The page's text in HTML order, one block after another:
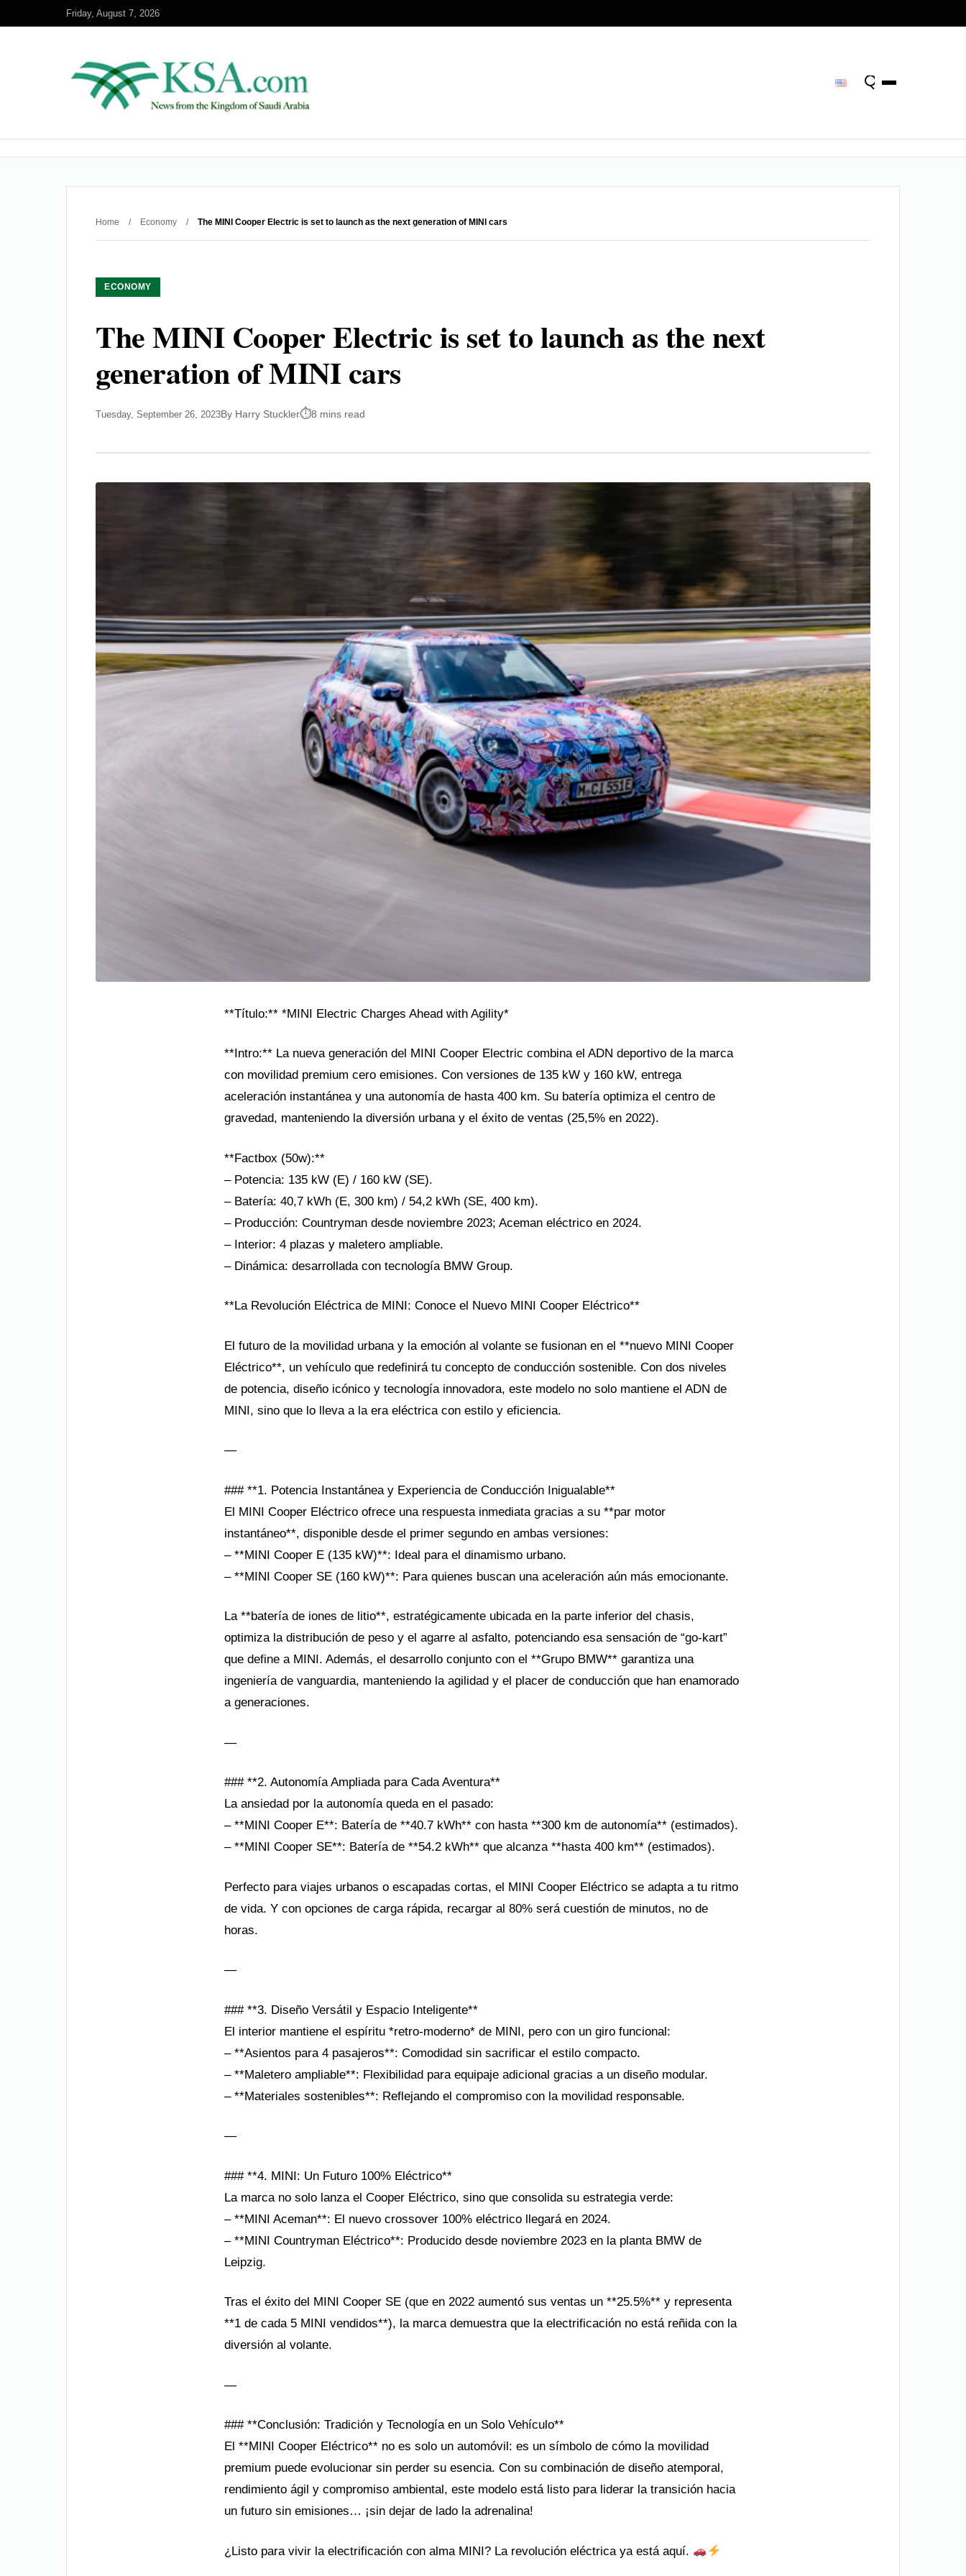
Friday, August 7, 2026
Home / Economy / The MINI Cooper Electric is set to launch as the next generation of MINI cars
ECONOMY
The MINI Cooper Electric is set to launch as the next
generation of MINI cars
Tuesday, September 26, 2023By Harry Stuckler 8 mins read
**Título:** *MINI Electric Charges Ahead with Agility*
**Intro:** La nueva generación del MINI Cooper Electric combina el ADN deportivo de la marca
con movilidad premium cero emisiones. Con versiones de 135 kW y 160 kW, entrega
aceleración instantánea y una autonomía de hasta 400 km. Su batería optimiza el centro de
gravedad, manteniendo la diversión urbana y el éxito de ventas (25,5% en 2022).
**Factbox (50w):**
– Potencia: 135 kW (E) / 160 kW (SE).
– Batería: 40,7 kWh (E, 300 km) / 54,2 kWh (SE, 400 km).
– Producción: Countryman desde noviembre 2023; Aceman eléctrico en 2024.
– Interior: 4 plazas y maletero ampliable.
– Dinámica: desarrollada con tecnología BMW Group.
**La Revolución Eléctrica de MINI: Conoce el Nuevo MINI Cooper Eléctrico**
El futuro de la movilidad urbana y la emoción al volante se fusionan en el **nuevo MINI Cooper
Eléctrico**, un vehículo que redefinirá tu concepto de conducción sostenible. Con dos niveles
de potencia, diseño icónico y tecnología innovadora, este modelo no solo mantiene el ADN de
MINI, sino que lo lleva a la era eléctrica con estilo y eficiencia.
—
### **1. Potencia Instantánea y Experiencia de Conducción Inigualable**
El MINI Cooper Eléctrico ofrece una respuesta inmediata gracias a su **par motor
instantáneo**, disponible desde el primer segundo en ambas versiones:
– **MINI Cooper E (135 kW)**: Ideal para el dinamismo urbano.
– **MINI Cooper SE (160 kW)**: Para quienes buscan una aceleración aún más emocionante.
La **batería de iones de litio**, estratégicamente ubicada en la parte inferior del chasis,
optimiza la distribución de peso y el agarre al asfalto, potenciando esa sensación de “go-kart”
que define a MINI. Además, el desarrollo conjunto con el **Grupo BMW** garantiza una
ingeniería de vanguardia, manteniendo la agilidad y el placer de conducción que han enamorado
a generaciones.
—
### **2. Autonomía Ampliada para Cada Aventura**
La ansiedad por la autonomía queda en el pasado:
– **MINI Cooper E**: Batería de **40.7 kWh** con hasta **300 km de autonomía** (estimados).
– **MINI Cooper SE**: Batería de **54.2 kWh** que alcanza **hasta 400 km** (estimados).
Perfecto para viajes urbanos o escapadas cortas, el MINI Cooper Eléctrico se adapta a tu ritmo
de vida. Y con opciones de carga rápida, recargar al 80% será cuestión de minutos, no de
horas.
—
### **3. Diseño Versátil y Espacio Inteligente**
El interior mantiene el espíritu *retro-moderno* de MINI, pero con un giro funcional:
– **Asientos para 4 pasajeros**: Comodidad sin sacrificar el estilo compacto.
– **Maletero ampliable**: Flexibilidad para equipaje adicional gracias a un diseño modular.
– **Materiales sostenibles**: Reflejando el compromiso con la movilidad responsable.
—
### **4. MINI: Un Futuro 100% Eléctrico**
La marca no solo lanza el Cooper Eléctrico, sino que consolida su estrategia verde:
– **MINI Aceman**: El nuevo crossover 100% eléctrico llegará en 2024.
– **MINI Countryman Eléctrico**: Producido desde noviembre 2023 en la planta BMW de
Leipzig.
Tras el éxito del MINI Cooper SE (que en 2022 aumentó sus ventas un **25.5%** y representa
**1 de cada 5 MINI vendidos**), la marca demuestra que la electrificación no está reñida con la
diversión al volante.
—
### **Conclusión: Tradición y Tecnología en un Solo Vehículo**
El **MINI Cooper Eléctrico** no es solo un automóvil: es un símbolo de cómo la movilidad
premium puede evolucionar sin perder su esencia. Con su combinación de diseño atemporal,
rendimiento ágil y compromiso ambiental, este modelo está listo para liderar la transición hacia
un futuro sin emisiones… ¡sin dejar de lado la adrenalina!
¿Listo para vivir la electrificación con alma MINI? La revolución eléctrica ya está aquí.